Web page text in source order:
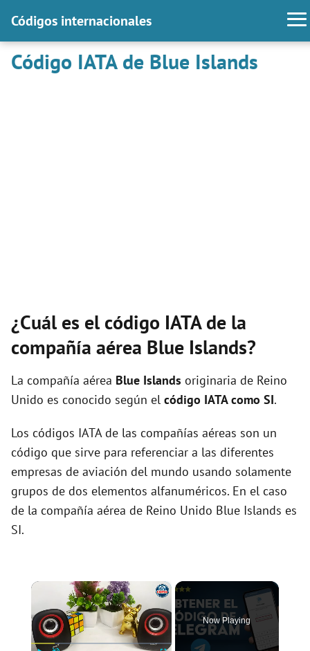
Códigos internacionales
Código IATA de Blue Islands
¿Cuál es el código IATA de la
compañía aérea Blue Islands?
La compañía aérea Blue Islands originaria de Reino
Unido es conocido según el código IATA como SI.
Los códigos IATA de las compañías aéreas son un
código que sirve para referenciar a las diferentes
empresas de aviación del mundo usando solamente
grupos de dos elementos alfanuméricos. En el caso
de la compañía aérea de Reino Unido Blue Islands es
SI.
×
Now Playing